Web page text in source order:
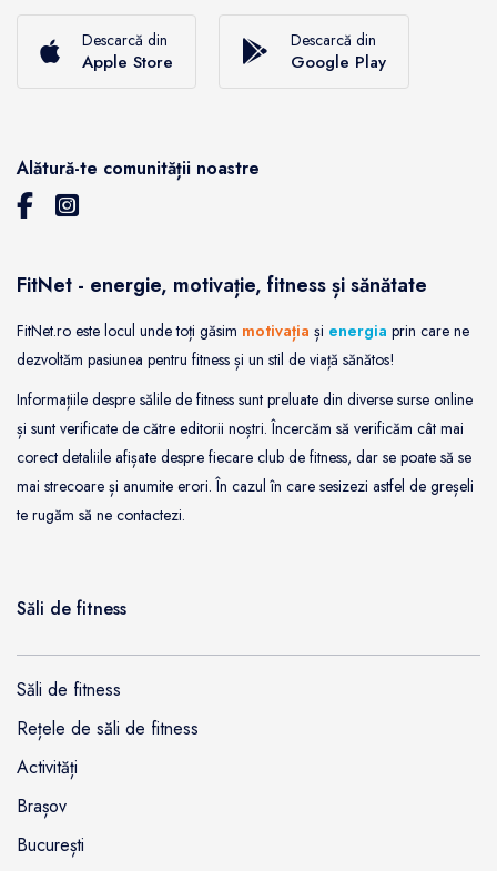
Descarcă din
Apple Store
Descarcă din
Google Play
Alătură-te comunității noastre
FitNet - energie, motivație, fitness și sănătate
FitNet.ro este locul unde toți găsim motivația și energia prin care ne
dezvoltăm pasiunea pentru fitness și un stil de viață sănătos!
Informațiile despre sălile de fitness sunt preluate din diverse surse online
și sunt verificate de către editorii noștri. Încercăm să verificăm cât mai
corect detaliile afișate despre fiecare club de fitness, dar se poate să se
mai strecoare și anumite erori. În cazul în care sesizezi astfel de greșeli
te rugăm să ne contactezi.
Săli de fitness
Săli de fitness
Rețele de săli de fitness
Activități
Brașov
București